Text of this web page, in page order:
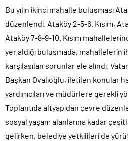
Bu yılın ikinci mahalle buluşması
düzenlendi. Ataköy 2-5-6. Kısım,
Ataköy 7-8-9-10. Kısım
yer aldığı buluşmada, mahallelerin
karşılaşılan sorunlar ele alındı.
Başkan Ovalıoğlu, iletilen konular
yardımcıları ve müdürlere gerekli
Toplantıda altyapıdan çevre
sosyal yaşam alanlarına kadar
gelirken, belediye yetkilileri de